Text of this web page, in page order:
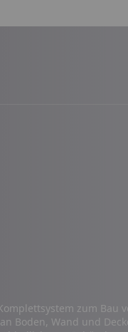
zum Bau
Boden, Wand und